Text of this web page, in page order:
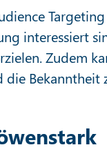
Targeting
interessiert
Zudem
die Bekanntheit